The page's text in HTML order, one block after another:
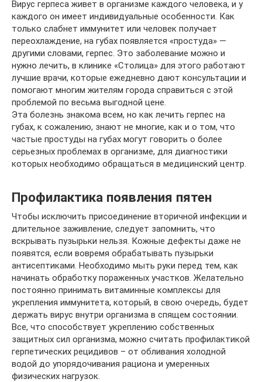
Вирус герпеса живет в организме каждого человека, и у
каждого он имеет индивидуальные особенности. Как
только слабнет иммунитет или человек получает
переохлаждение, на губах появляется «простуда» —
другими словами, герпес. Это заболевание можно и
нужно лечить, в клинике «Столица» для этого работают
лучшие врачи, которые ежедневно дают консультации и
помогают многим жителям города справиться с этой
проблемой по весьма выгодной цене.
Эта болезнь знакома всем, но как лечить герпес на
губах, к сожалению, знают не многие, как и о том, что
частые простуды на губах могут говорить о более
серьезных проблемах в организме, для диагностики
которых необходимо обращаться в медицинский центр.
Профилактика появления пятен
Чтобы исключить присоединение вторичной инфекции и
длительное заживление, следует запомнить, что
вскрывать пузырьки нельзя. Кожные дефекты даже не
появятся, если вовремя обрабатывать пузырьки
антисептиками. Необходимо мыть руки перед тем, как
начинать обработку пораженных участков. Желательно
постоянно принимать витаминные комплексы для
укрепления иммунитета, который, в свою очередь, будет
держать вирус внутри организма в спящем состоянии.
Все, что способствует укреплению собственных
защитных сил организма, можно считать профилактикой
герпетических рецидивов – от обливания холодной
водой до упорядочивания рациона и умеренных
физических нагрузок.